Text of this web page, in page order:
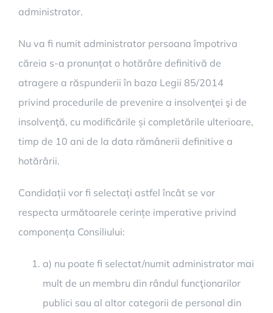
administrator.
Nu va fi numit administrator persoana împotriva
căreia s-a pronunțat o hotărâre definitivă de
atragere a răspunderii în baza Legii 85/2014
privind procedurile de prevenire a insolvenţei şi de
insolvenţă, cu modificările și completările ulterioare,
timp de 10 ani de la data rămânerii definitive a
hotărârii.
Candidații vor fi selectați astfel încât se vor
respecta următoarele cerințe imperative privind
componența Consiliului:
a) nu poate fi selectat/numit administrator mai
mult de un membru din rândul funcţionarilor
publici sau al altor categorii de personal din